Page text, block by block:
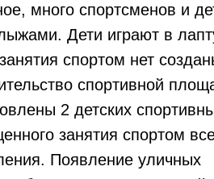
много спортсменов и
Дети играют в
спортом нет
спортивной
2 детских
занятия спортом
Появление уличных